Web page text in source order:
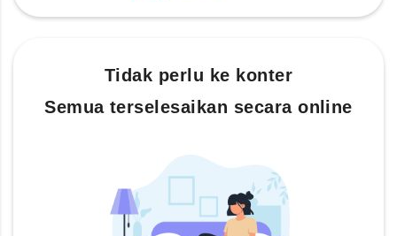
Tidak perlu ke konter
Semua terselesaikan secara online